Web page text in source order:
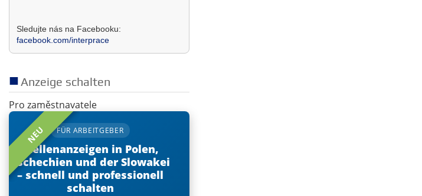
Sledujte nás na Facebooku:
facebook.com/interprace
Anzeige schalten
Pro zaměstnavatele
NEU FÜR ARBEITGEBER
Stellenanzeigen in Polen,
Tschechien und der Slowakei
– schnell und professionell
schalten